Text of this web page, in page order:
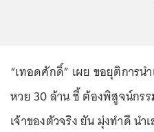
“เทอดศักดิ์” เผย ขอยุติการน
หวย 30 ล้าน ชี้ ต้องพิสูจน์กร
เจ้าของตัวจริง ยัน มุ่งทำดี นำ